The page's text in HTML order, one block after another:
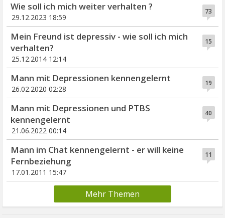
73
Wie soll ich mich weiter verhalten ?
29.12.2023 18:59
15
Mein Freund ist depressiv - wie soll ich mich
verhalten?
25.12.2014 12:14
19
Mann mit Depressionen kennengelernt
26.02.2020 02:28
40
Mann mit Depressionen und PTBS
kennengelernt
21.06.2022 00:14
11
Mann im Chat kennengelernt - er will keine
Fernbeziehung
17.01.2011 15:47
Mehr Themen